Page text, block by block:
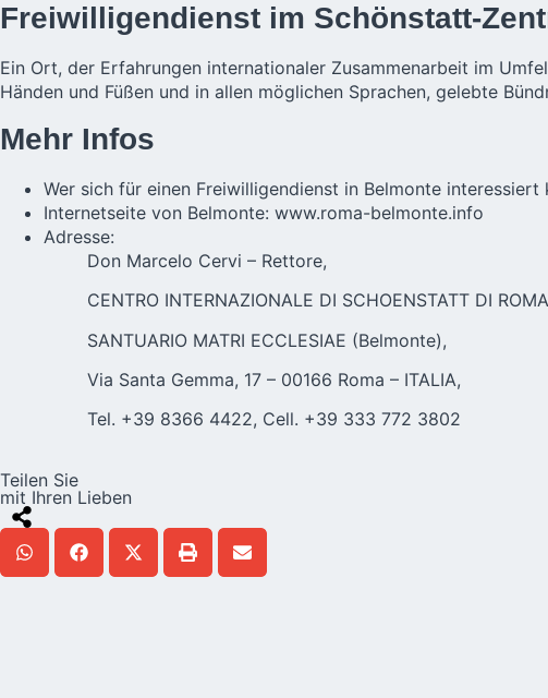
Freiwilligendienst im Schönstatt-
Ein Ort, der Erfahrungen internationaler Zusammenarbeit im
Händen und Füßen und in allen möglichen Sprachen, gelebte
Mehr Infos
Wer sich für einen Freiwilligendienst in Belmonte interessiert
Internetseite von Belmonte: www.roma-belmonte.info
Adresse:
Don Marcelo Cervi – Rettore,
CENTRO INTERNAZIONALE DI SCHOENSTATT DI
SANTUARIO MATRI ECCLESIAE (Belmonte),
Via Santa Gemma, 17 – 00166 Roma – ITALIA,
Tel. +39 8366 4422, Cell. +39 333 772 3802
Teilen Sie
mit Ihren Lieben